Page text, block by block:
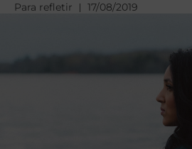
Para refletir 17/08/2019